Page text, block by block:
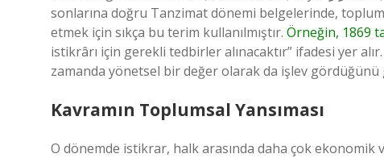
sonlarına doğru Tanzimat dönemi belgelerinde,
etmek için sıkça bu terim kullanılmıştır. Örneğin, 1869
istikrârı için gerekli tedbirler alınacaktır” ifadesi yer
zamanda yönetsel bir değer olarak da işlev
Kavramın Toplumsal Yansıması
O dönemde istikrar, halk arasında daha çok ekonomik